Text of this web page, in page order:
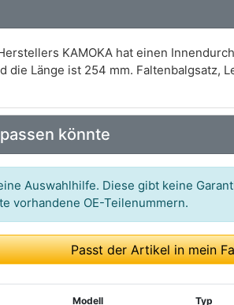
KAMOKA hat einen
Länge ist 254 mm. Faltenbalgsatz,
könnte
Auswahlhilfe. Diese gibt keine
vorhandene OE-Teilenummern.
Passt der Artikel in mein
Modell Typ